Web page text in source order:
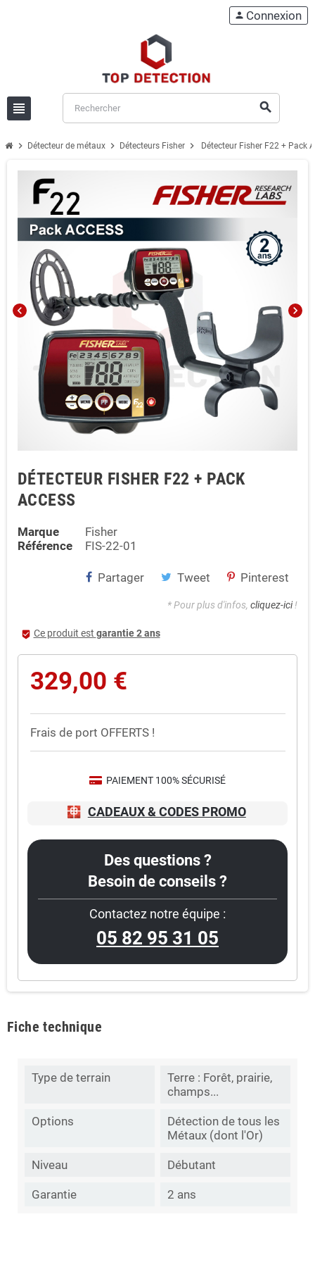
view_headline search
person Connexion
chevron_right Détecteur de métaux chevron_right Détecteurs Fisher chevron_right Détecteur Fisher F22 + Pack
chevron_left chevron_right
DÉTECTEUR FISHER F22 + PACK
ACCESS
Marque
Fisher
Référence
FIS-22-01
Partager Tweet Pinterest
* Pour plus d'infos, cliquez-ici!
beenhere Ce produit est garantie 2 ans
329,00 €
Frais de port OFFERTS !
PAIEMENT 100% SÉCURISÉ
CADEAUX & CODES PROMO
Des questions ?
Besoin de conseils ?
Contactez notre équipe :
05 82 95 31 05
Fiche technique
Type de terrain
Terre : Forêt, prairie,
champs...
Options
Détection de tous les
Métaux (dont l'Or)
Niveau Débutant
Garantie 2 ans